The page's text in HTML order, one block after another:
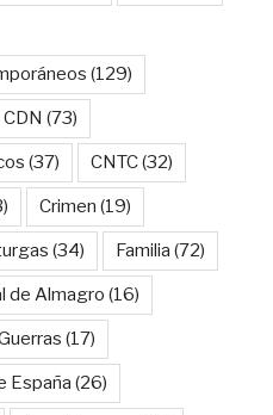
(129)
CDN (73)
(37) CNTC(32)
Crimen (19)
(34) Familia (72)
de Almagro (16)
(17)
España (26)